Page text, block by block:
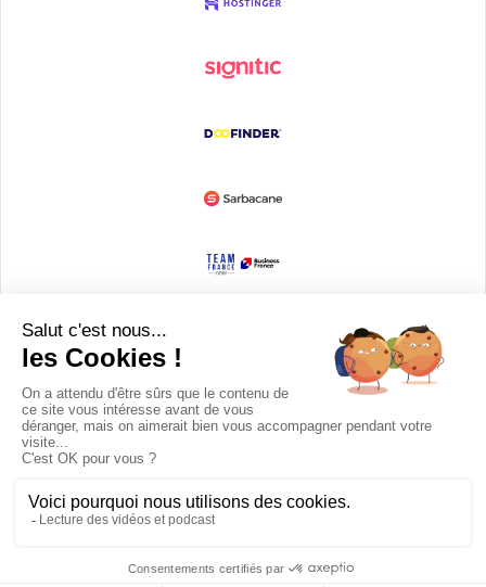
Devenir partenaire
© Copyright 2008 / 2026,DECODE MEDIA, The Innovation Media
Company.All Rights Reserved
TwitterRSS